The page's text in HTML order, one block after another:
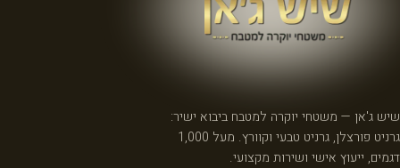
שיש ג'אן — משטחי יוקרה למטבח ביבוא ישיר:
גרניט פורצלן, גרניט טבעי וקוורץ. מעל 1,000
דגמים, ייעוץ אישי ושירות מקצועי.